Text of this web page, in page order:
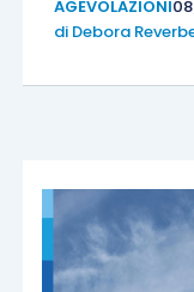
AGEVOLAZIONI
di Debora